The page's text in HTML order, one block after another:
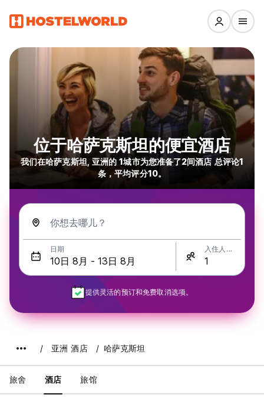
位于哈萨克斯坦的便宜酒店
我们在哈萨克斯坦, 亚洲的 1城市为您准备了2间酒店 总评论1
条，平均评分10。
你想去哪儿？
日期 入住人数
提供灵活的预订和免费取消选项。
亚洲 酒店 哈萨克斯坦
旅舍 酒店 旅馆